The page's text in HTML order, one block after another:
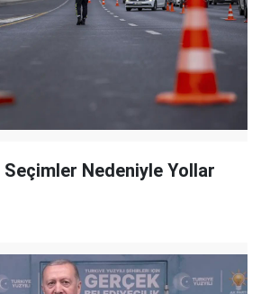
Nedeniyle Yollar